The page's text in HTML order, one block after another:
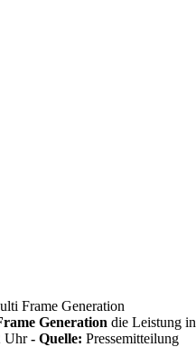
Frame Generation
Generation die Leistung in
Uhr- Quelle: Pressemitteilung